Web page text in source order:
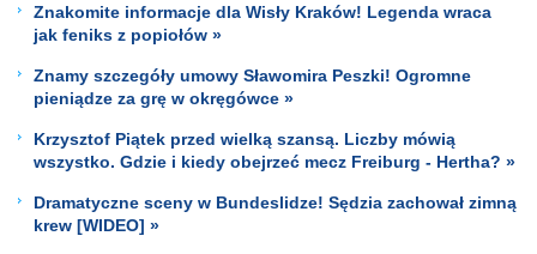
Znakomite informacje dla Wisły Kraków! Legenda wraca
jak feniks z popiołów »
Znamy szczegóły umowy Sławomira Peszki! Ogromne
pieniądze za grę w okręgówce »
Krzysztof Piątek przed wielką szansą. Liczby mówią
wszystko. Gdzie i kiedy obejrzeć mecz Freiburg - Hertha? »
Dramatyczne sceny w Bundeslidze! Sędzia zachował zimną
krew [WIDEO] »